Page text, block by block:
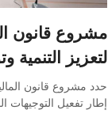
لتعزيز التنمية
إطار تفعيل التوجيهات